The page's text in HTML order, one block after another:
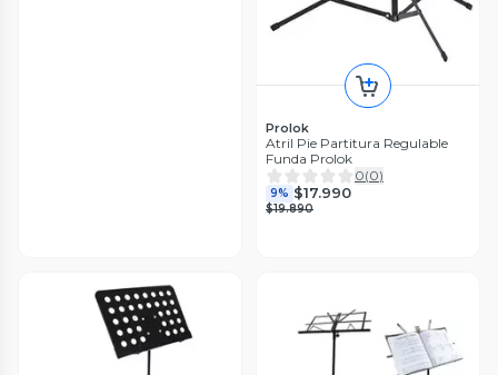
Prolok
Atril Pie Partitura Regulable
Funda Prolok
0(0)
9% $17.990
$19.890